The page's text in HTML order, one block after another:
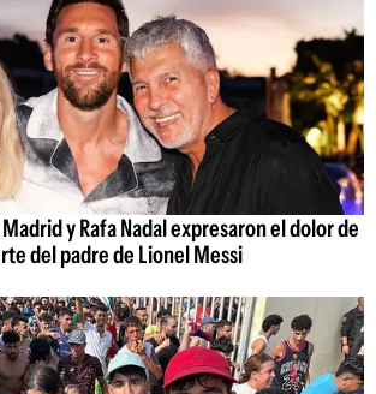
y Rafa Nadal expresaron el dolor de
del padre de Lionel Messi